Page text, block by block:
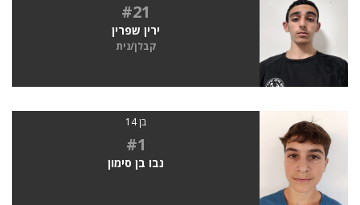
#21
ירין שפרין
קבלן/נית
בן 14
#1
נבו בן סימון